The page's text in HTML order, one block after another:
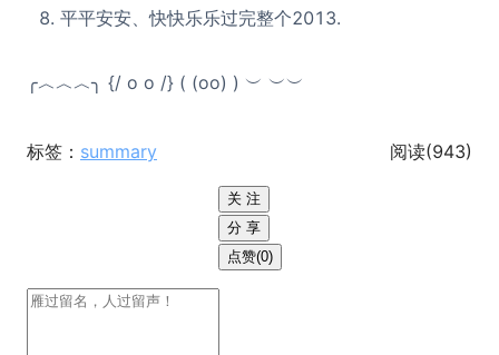
平平安安、快快乐乐过完整个2013.
╭︿︿︿╮ {/ o o /} ( (oo) ) ︶ ︶︶
标签： summary 阅读(943)
关 注
分 享
点赞(0)